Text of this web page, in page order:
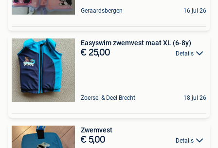
Geraardsbergen 16 jul 26
Easyswim zwemvest maat XL (6-8y)
€ 25,00 Details
Zoersel & Deel Brecht 18 jul 26
Zwemvest
€ 5,00 Details